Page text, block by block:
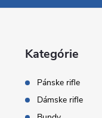
Kategórie
Pánske rifle
Dámske rifle